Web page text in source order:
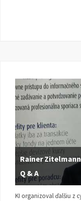
Rainer
Q & A
KI organizoval ďalšiu z